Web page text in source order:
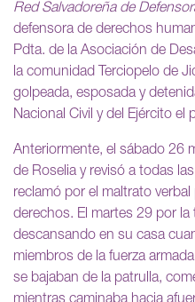
Red Salvadoreña de
defensora de derechos
Pdta. de la Asociación de
la comunidad Terciopelo de
golpeada, esposada y
Nacional Civil y del Ejército el
Anteriormente, el sábado 26
de Roselia y revisó a todas
reclamó por el maltrato
derechos. El martes 29 por
descansando en su casa
miembros de la fuerza
se bajaban de la patrulla,